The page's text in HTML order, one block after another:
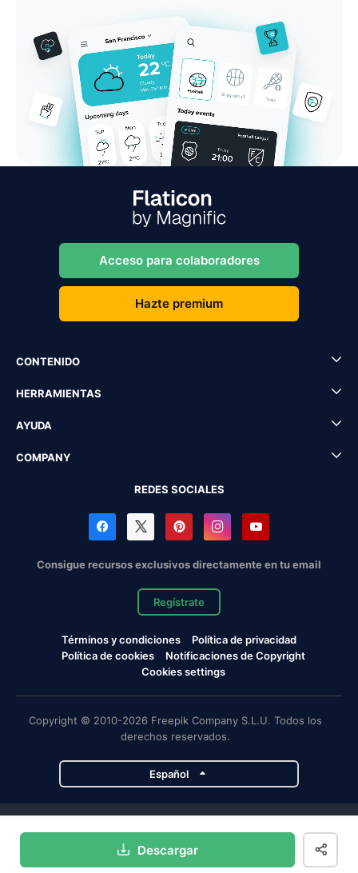
Descargar
Acceso para colaboradores
Hazte premium
CONTENIDO
HERRAMIENTAS
AYUDA
COMPANY
REDES SOCIALES
Consigue recursos exclusivos directamente en tu email
Regístrate
Términos y condiciones
Política de privacidad
Política de cookies
Notificaciones de Copyright
Cookies settings
Copyright © 2010-2026 Freepik Company S.L.U. Todos los
derechos reservados.
Español
Magnific Flaticon